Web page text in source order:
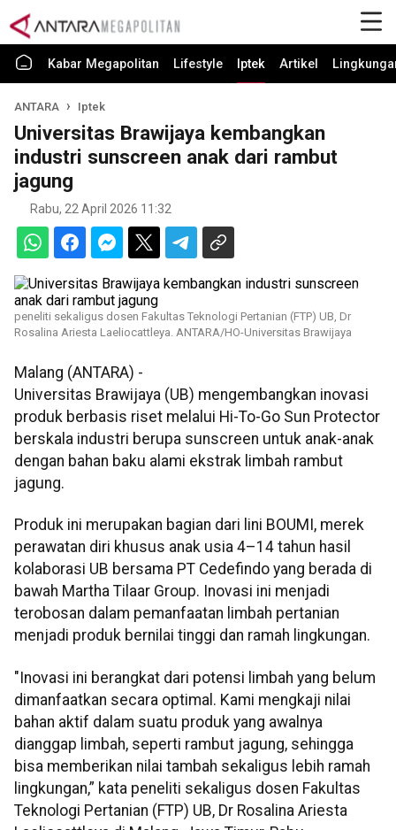
Kabar Megapolitan Lifestyle Iptek Artikel
ANTARA Iptek
Universitas Brawijaya kembangkan
industri sunscreen anak dari rambut
jagung
Rabu, 22 April 2026 11:32
peneliti sekaligus dosen Fakultas Teknologi Pertanian (FTP) UB, Dr
Rosalina Ariesta Laeliocattleya. ANTARA/HO-Universitas Brawijaya
Malang (ANTARA) -
Universitas Brawijaya (UB) mengembangkan inovasi
produk berbasis riset melalui Hi-To-Go Sun Protector
berskala industri berupa sunscreen untuk anak-anak
dengan bahan baku alami ekstrak limbah rambut
jagung.
Produk ini merupakan bagian dari lini BOUMI, merek
perawatan diri khusus anak usia 4–14 tahun hasil
kolaborasi UB bersama PT Cedefindo yang berada di
bawah Martha Tilaar Group. Inovasi ini menjadi
terobosan dalam pemanfaatan limbah pertanian
menjadi produk bernilai tinggi dan ramah lingkungan.
"Inovasi ini berangkat dari potensi limbah yang belum
dimanfaatkan secara optimal. Kami mengkaji nilai
bahan aktif dalam suatu produk yang awalnya
dianggap limbah, seperti rambut jagung, sehingga
bisa memberikan nilai tambah sekaligus lebih ramah
lingkungan,” kata peneliti sekaligus dosen Fakultas
Teknologi Pertanian (FTP) UB, Dr Rosalina Ariesta